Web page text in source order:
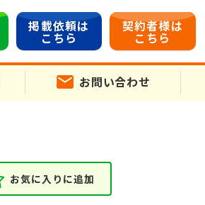
掲載依頼は
こちら
契約者様は
こちら
お問い合わせ
お気に入りに追加